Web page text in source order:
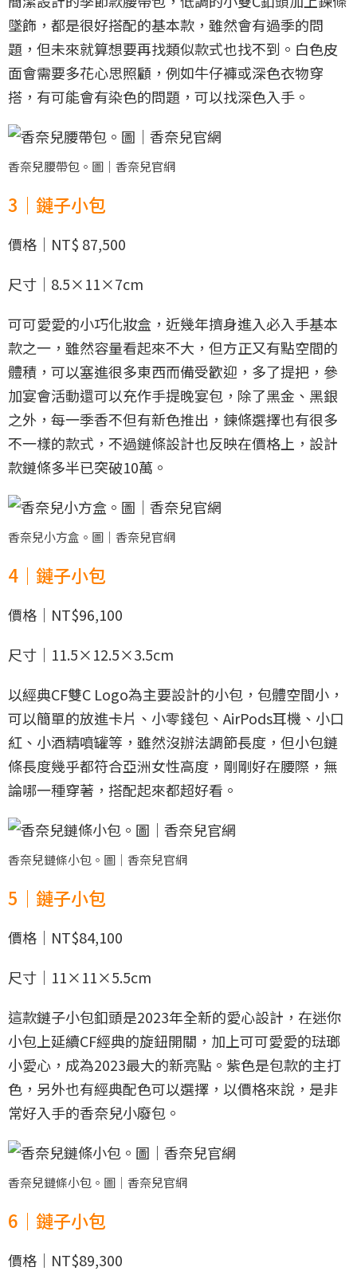
墜飾，都是很好搭配的基本款，雖然會有過季的問
題，但未來就算想要再找類似款式也找不到。白色皮
面會需要多花心思照顧，例如牛仔褲或深色衣物穿
搭，有可能會有染色的問題，可以找深色入手。
香奈兒腰帶包。圖｜香奈兒官網
3｜鏈子小包
價格｜NT$ 87,500
尺寸｜8.5×11×7cm
可可愛愛的小巧化妝盒，近幾年擠身進入必入手基本
款之一，雖然容量看起來不大，但方正又有點空間的
體積，可以塞進很多東西而備受歡迎，多了提把，參
加宴會活動還可以充作手提晚宴包，除了黑金、黑銀
之外，每一季香不但有新色推出，鍊條選擇也有很多
不一樣的款式，不過鏈條設計也反映在價格上，設計
款鏈條多半已突破10萬。
香奈兒小方盒。圖｜香奈兒官網
4｜鏈子小包
價格｜NT$96,100
尺寸｜11.5×12.5×3.5cm
以經典CF雙C Logo為主要設計的小包，包體空間小，
可以簡單的放進卡片、小零錢包、AirPods耳機、小口
紅、小酒精噴罐等，雖然沒辦法調節長度，但小包鏈
條長度幾乎都符合亞洲女性高度，剛剛好在腰際，無
論哪一種穿著，搭配起來都超好看。
香奈兒鏈條小包。圖｜香奈兒官網
5｜鏈子小包
價格｜NT$84,100
尺寸｜11×11×5.5cm
這款鏈子小包釦頭是2023年全新的愛心設計，在迷你
小包上延續CF經典的旋鈕開關，加上可可愛愛的琺瑯
小愛心，成為2023最大的新亮點。紫色是包款的主打
色，另外也有經典配色可以選擇，以價格來說，是非
常好入手的香奈兒小廢包。
香奈兒鏈條小包。圖｜香奈兒官網
6｜鏈子小包
價格｜NT$89,300